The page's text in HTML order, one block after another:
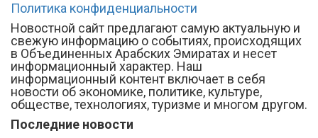
Политика конфиденциальности
Новостной сайт предлагают самую актуальную и
свежую информацию о событиях, происходящих
в Объединенных Арабских Эмиратах и несет
информационный характер. Наш
информационный контент включает в себя
новости об экономике, политике, культуре,
обществе, технологиях, туризме и многом другом.
Последние новости